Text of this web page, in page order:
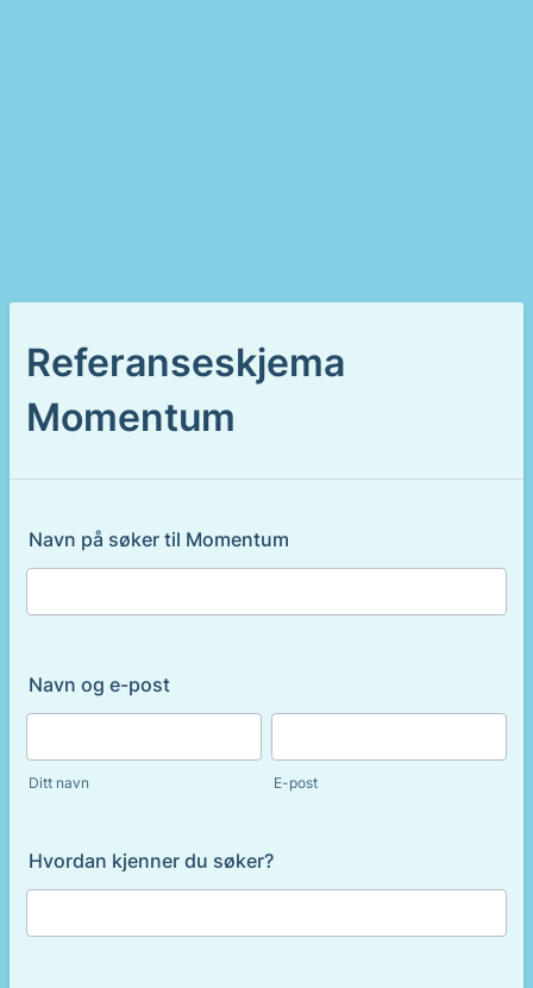
Referanseskjema
Momentum
Navn på søker til Momentum
Navn og e-post
Ditt navn E-post
Hvordan kjenner du søker?